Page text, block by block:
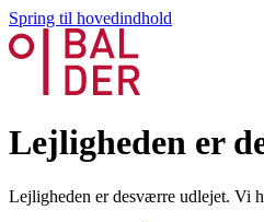
Spring til hovedindhold
Lejligheden er
Lejligheden er desværre udlejet. Vi